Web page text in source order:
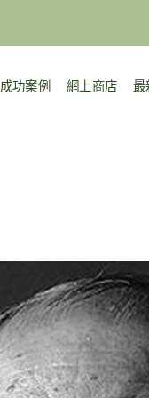
成功案例 網上商店 最